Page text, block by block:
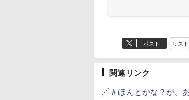
ポスト リスト
関連リンク
🔗＃ほんとかな？が、